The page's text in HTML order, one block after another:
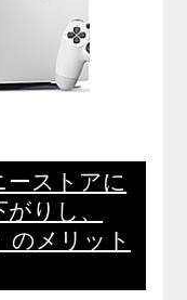
ーストアに
りし、
のメリット